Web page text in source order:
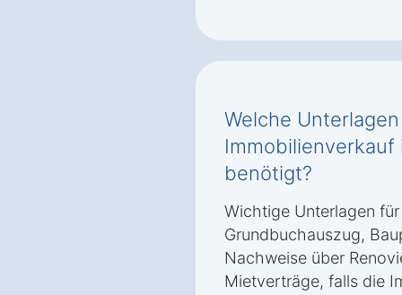
Welche
Immobilienverkauf
benötigt?
Wichtige Unterlagen
Grundbuchauszug,
Nachweise über
Mietverträge, falls die